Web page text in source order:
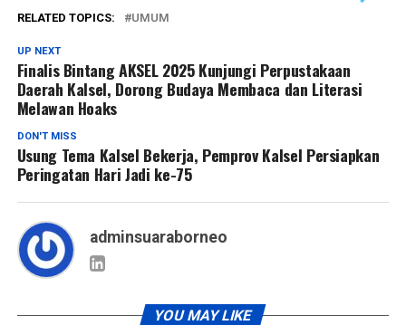
RELATED TOPICS: UMUM
UP NEXT
Finalis Bintang AKSEL 2025 Kunjungi Perpustakaan
Daerah Kalsel, Dorong Budaya Membaca dan Literasi
Melawan Hoaks
DON'T MISS
Usung Tema Kalsel Bekerja, Pemprov Kalsel Persiapkan
Peringatan Hari Jadi ke-75
adminsuaraborneo
YOU MAY LIKE